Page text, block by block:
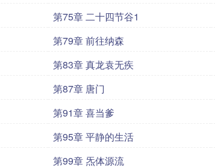
第75章 二十四节谷1
第79章 前往纳森
第83章 真龙袁无疾
第87章 唐门
第91章 喜当爹
第95章 平静的生活
第99章 炁体源流